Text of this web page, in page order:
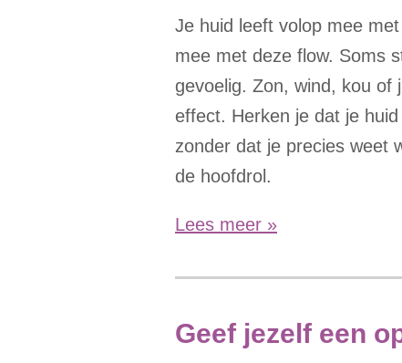
Je huid leeft volop mee
mee met deze flow. Soms
gevoelig. Zon, wind, kou of
effect. Herken je dat je
zonder dat je precies weet
de hoofdrol.
Lees meer »
Geef jezelf een